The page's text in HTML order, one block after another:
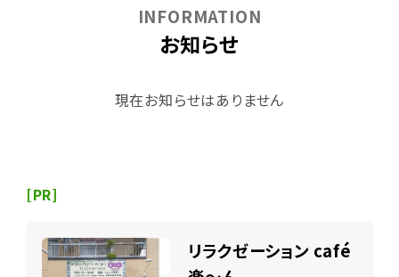
お知らせ
INFORMATION
現在お知らせはありません
[PR]
リラクゼーション café